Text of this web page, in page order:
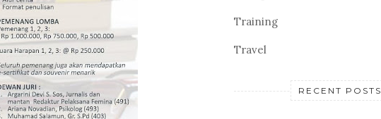
Training
Travel
RECENT POSTS